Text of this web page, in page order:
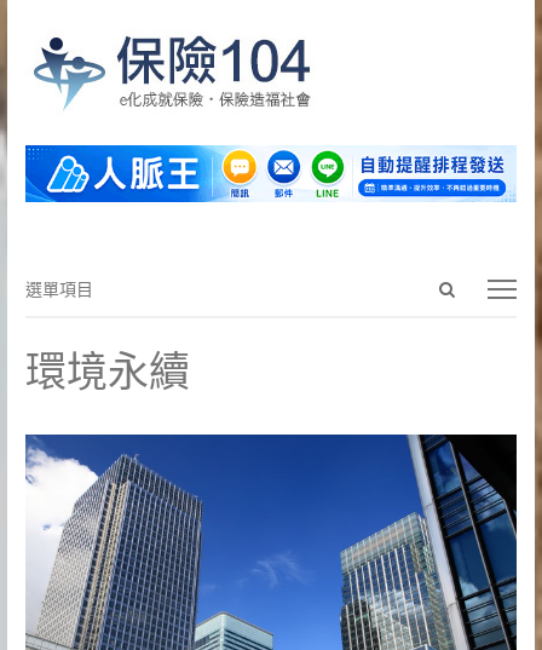
Open
search
選
目
選單項目
環境永續